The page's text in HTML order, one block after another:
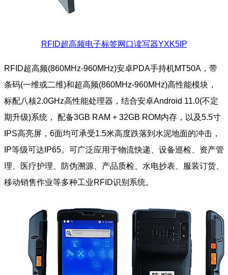
RFID超高频电子标签网口读写器YXK5IP
RFID超高频(860MHz-960MHz)安卓PDA手持机MT50A，带
条码(一维或二维)和超高频(860MHz-960MHz)高性能模块，
标配八核2.0GHz高性能处理器，结合安卓Android 11.0(不定
期升级)系统， 配备3GB RAM + 32GB ROM内存，以及5.5寸
IPS高亮屏，6面均可承受1.5米高度跌落到水泥地面的冲击，
IP等级可达IP65。可广泛应用于物流快递、设备巡检、资产管
理、医疗护理、防伪溯源、产品质检、水电抄表、服装订货、
移动销售作业等多种工业RFID识别系统。